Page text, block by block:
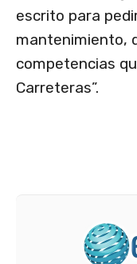
escrito para
mantenimiento,
competencias
Carreteras”.